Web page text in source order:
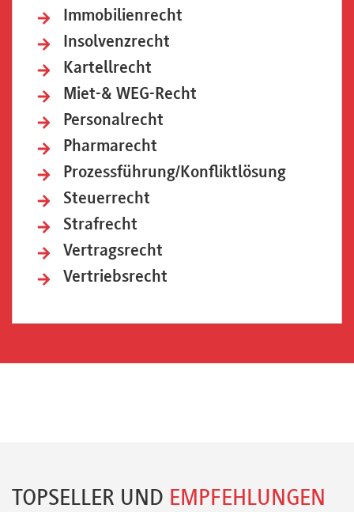
Immobilienrecht
Insolvenzrecht
Kartellrecht
Miet-& WEG-Recht
Personalrecht
Pharmarecht
Prozessführung/Konfliktlösung
Steuerrecht
Strafrecht
Vertragsrecht
Vertriebsrecht
TOPSELLER UND EMPFEHLUNGEN